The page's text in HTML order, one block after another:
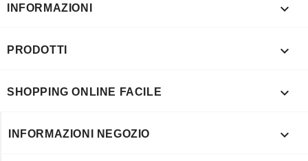
INFORMAZIONI 
PRODOTTI 
SHOPPING ONLINE FACILE 
INFORMAZIONI NEGOZIO 